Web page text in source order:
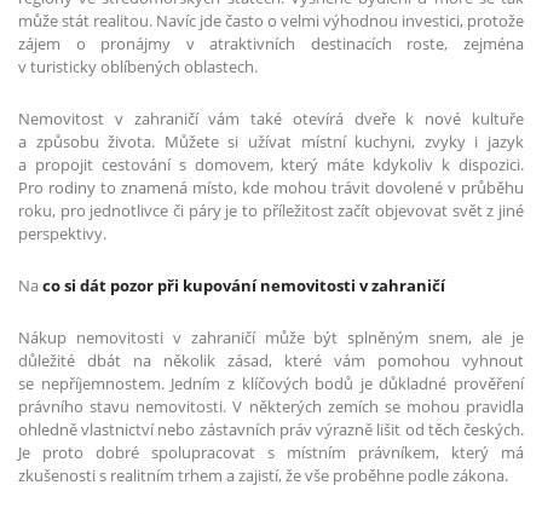
může stát realitou. Navíc jde často o velmi výhodnou investici, protože
zájem o pronájmy v atraktivních destinacích roste, zejména
v turisticky oblíbených oblastech.
Nemovitost v zahraničí vám také otevírá dveře k nové kultuře
a způsobu života. Můžete si užívat místní kuchyni, zvyky i jazyk
a propojit cestování s domovem, který máte kdykoliv k dispozici.
Pro rodiny to znamená místo, kde mohou trávit dovolené v průběhu
roku, pro jednotlivce či páry je to příležitost začít objevovat svět z jiné
perspektivy.
Naco si dát pozor při kupování nemovitosti v zahraničí
Nákup nemovitosti v zahraničí může být splněným snem, ale je
důležité dbát na několik zásad, které vám pomohou vyhnout
se nepříjemnostem. Jedním z klíčových bodů je důkladné prověření
právního stavu nemovitosti. V některých zemích se mohou pravidla
ohledně vlastnictví nebo zástavních práv výrazně lišit od těch českých.
Je proto dobré spolupracovat s místním právníkem, který má
zkušenosti s realitním trhem a zajistí, že vše proběhne podle zákona.